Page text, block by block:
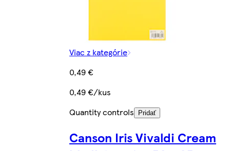
Viac z kategórie
0,49 €
0,49 €/kus
Quantity controls
Pridať
Canson Iris Vivaldi Cream